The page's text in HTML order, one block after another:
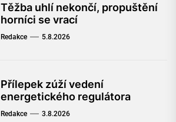
Těžba uhlí nekončí, propuštění
horníci se vrací
Redakce 5.8.2026
Přílepek zúží vedení
energetického regulátora
Redakce 3.8.2026